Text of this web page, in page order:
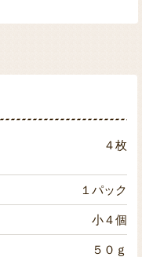
４枚
１パック
小４個
５０ｇ